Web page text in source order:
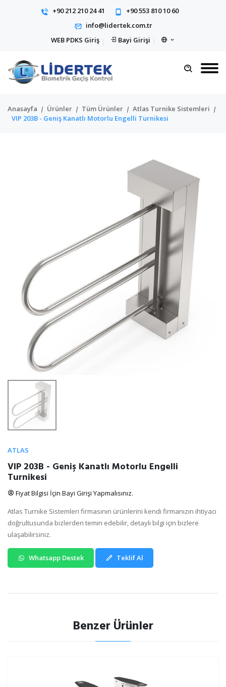
+90 212 210 24 41
+90 553 810 10 60
info@lidertek.com.tr
WEB PDKS Giriş
Bayi Girişi
Anasayfa Ürünler Tüm Ürünler
Atlas Turnike Sistemleri
VIP 203B - Geniş Kanatlı Motorlu Engelli Turnikesi
ATLAS
VIP 203B - Geniş Kanatlı Motorlu Engelli
Turnikesi
Fiyat Bilgisi İçin Bayi Girişi Yapmalısınız.
Atlas Turnike Sistemleri firmasının ürünlerini kendi firmanızın ihtiyacı
doğrultusunda bizlerden temin edebilir, detaylı bilgi için bizlere
ulaşabilirsiniz.
Whatsapp Destek Teklif Al
Benzer Ürünler